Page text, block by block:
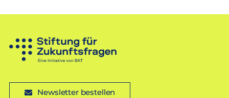
Newsletter bestellen